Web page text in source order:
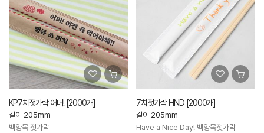
KP7치젓가락 어머! [2000개]
길이 205mm
백양목 젓가락
7치젓가락 HND [2000개]
길이 205mm
Have a Nice Day! 백양목젓가락